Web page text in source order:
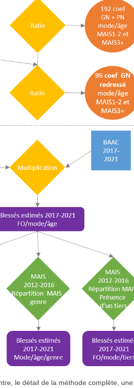
le détail de la méthode complète,